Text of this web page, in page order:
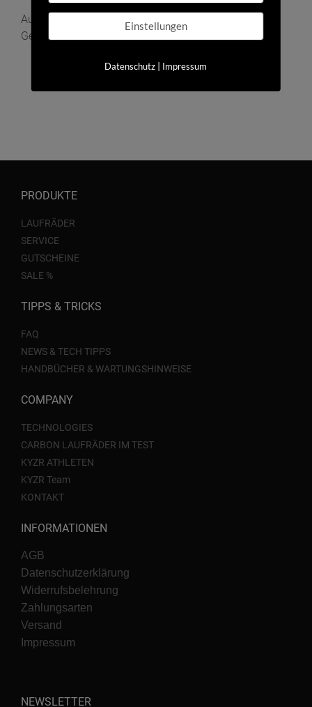
Außenmaße: 720 x 200 mm
Gewicht:. ca. 1.800 g
PRODUKTE
LAUFRÄDER
SERVICE
GUTSCHEINE
SALE %
TIPPS & TRICKS
FAQ
NEWS & TECH TIPPS
HANDBÜCHER & WARTUNGSHINWEISE
COMPANY
TECHNOLOGIES
CARBON LAUFRÄDER IM TEST
KYZR ATHLETEN
KYZR Team
KONTAKT
INFORMATIONEN
AGB
Datenschutzerklärung
Widerrufsbelehrung
Zahlungsarten
Versand
Impressum
NEWSLETTER
Einstellungen
Datenschutz | Impressum